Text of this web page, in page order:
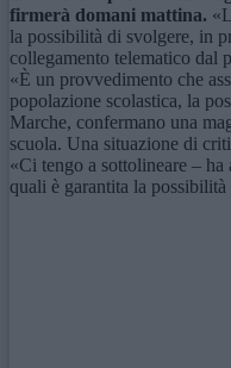
firmerà domani mattina.
la possibilità di svolgere, in
collegamento telematico dal
«È un provvedimento che
popolazione scolastica, la
Marche, confermano una
scuola. Una situazione di
«Ci tengo a sottolineare –
quali è garantita la